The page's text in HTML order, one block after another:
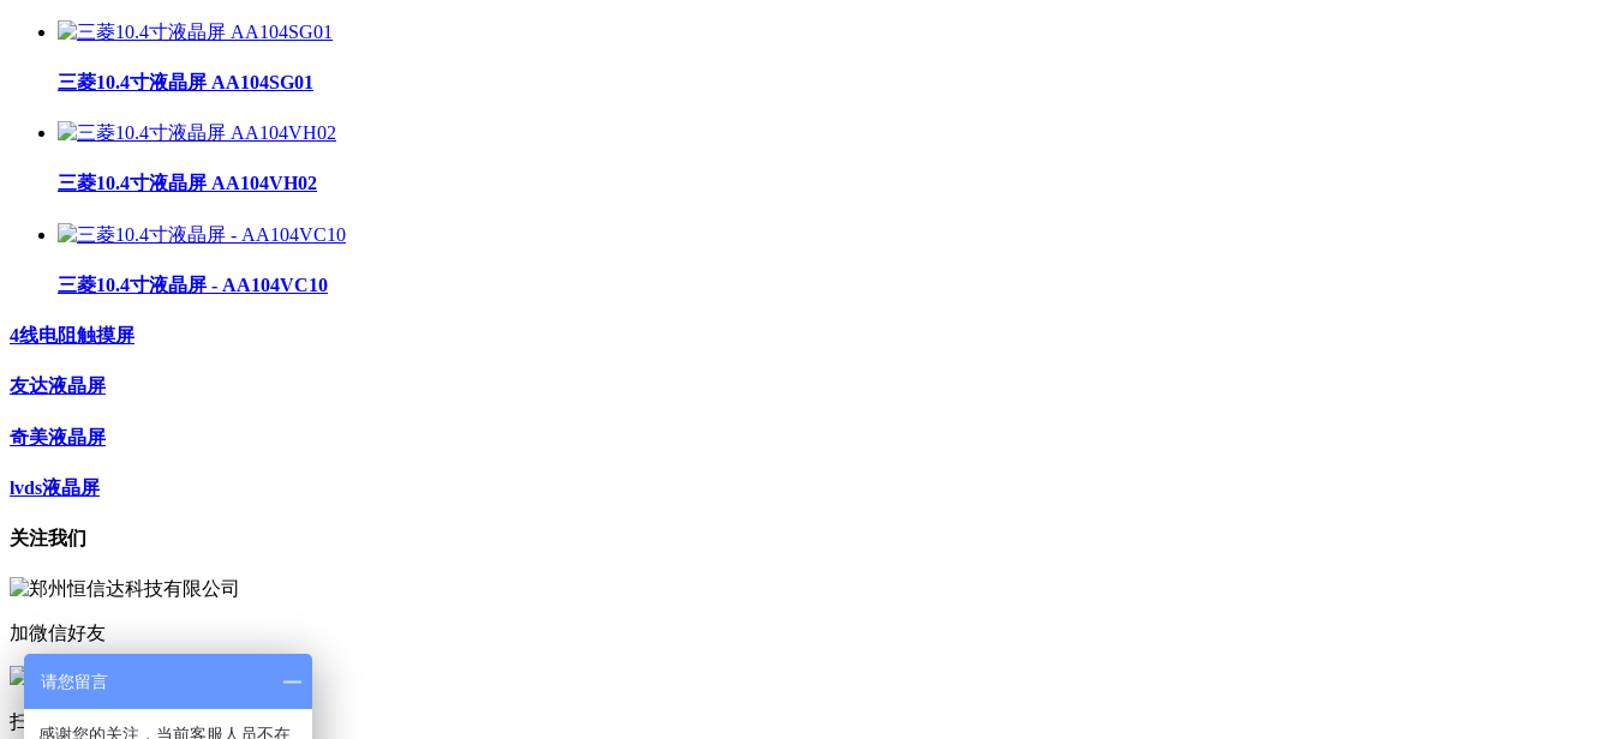
三菱10.4寸液晶屏 AA104SG01
三菱10.4寸液晶屏 AA104VH02
三菱10.4寸液晶屏 - AA104VC10
4线电阻触摸屏
友达液晶屏
奇美液晶屏
lvds液晶屏
关注我们
加微信好友
扫码咨询
请您留言
感谢您的关注，当前客服人员不在